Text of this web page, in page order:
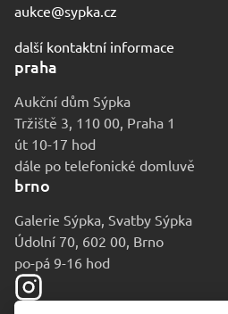
aukce@sypka.cz
další kontaktní informace
praha
Aukční dům Sýpka
Tržiště 3, 110 00, Praha 1
út 10-17 hod
dále po telefonické domluvě
brno
Galerie Sýpka, Svatby Sýpka
Údolní 70, 602 00, Brno
po-pá 9-16 hod